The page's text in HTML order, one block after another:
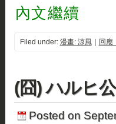
內文繼續
Filed under: 漫畫: 涼風｜ 回應
(囧) ハルヒ
Posted on